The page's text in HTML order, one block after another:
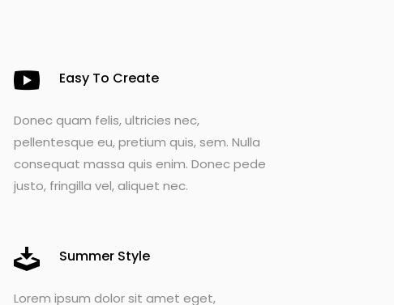
Easy To Create
Donec quam felis, ultricies nec,
pellentesque eu, pretium quis, sem. Nulla
consequat massa quis enim. Donec pede
justo, fringilla vel, aliquet nec.
Summer Style
Lorem ipsum dolor sit amet eget,